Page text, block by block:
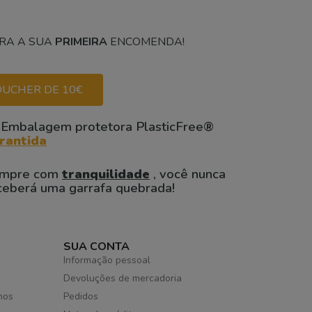
A SUA PRIMEIRAENCOMENDA!
DE 10€
protetora PlasticFree®
com tranquilidade , você nunca
uma garrafa quebrada!
SUA CONTA
Informação pessoal
Devoluções de mercadoria
Pedidos